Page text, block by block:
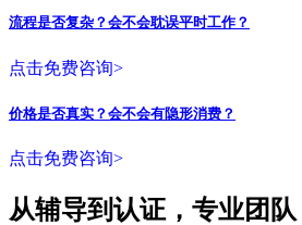
流程是否复杂？会不会耽误平时工作？
点击免费咨询>
价格是否真实？会不会有隐形消费？
点击免费咨询>
从辅导到认证，专业团队